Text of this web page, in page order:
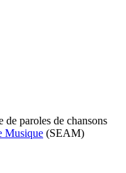
de paroles de chansons
Musique (SEAM)